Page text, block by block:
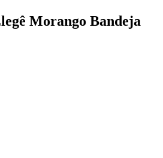
Morango Bandeja